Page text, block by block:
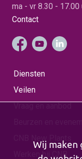
ma - vr 8.30 - 17.00
Contact
Diensten
Veilen
Beurzen en
CNB New Plants
Werken bij CNB
Wij maken